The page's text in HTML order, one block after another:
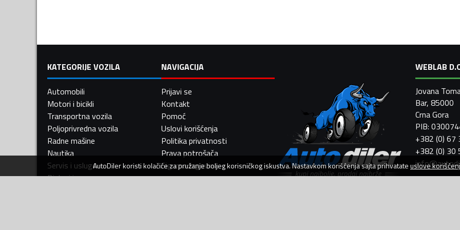
KATEGORIJE VOZILA
Automobili
Motori i bicikli
Transportna vozila
Poljoprivredna vozila
Radne mašine
Nautika
Servis i usluge
Djelovi i oprema
NAVIGACIJA
Prijavi se
Kontakt
Pomoć
Uslovi korišćenja
Politika privatnosti
Prava potrošača
Sigurna trgovina
WEBLAB
Jovana
Bar, 85000
Crna Gora
PIB:
+382 (0) 67
+382 (0) 30
AutoDilerkoristi kolačiće za pružanje boljeg korisničkog iskustva. Nastavkom korišćenja sajta prihvatateuslove